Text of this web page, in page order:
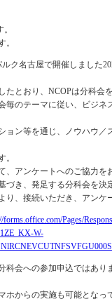
。
ク名古屋で開催しました
たとおり、NCOPは分科会
毎のテーマに従い、ビジネ
ョン等を通じ、ノウハウ／
。
、アンケートへのご協力を
づき、発足する分科会を決
り、接続いただき、アンケ
forms.office.com/Pages/
W-
会への参加申込ではあり
からの実施も可能となっ